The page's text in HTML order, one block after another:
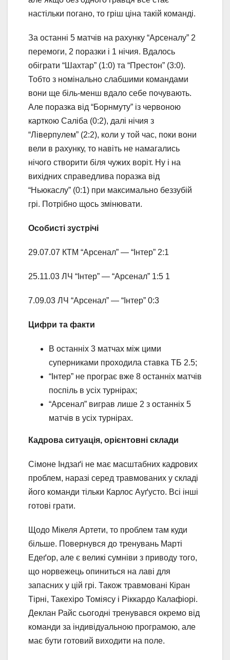
настільки погано, то гріш ціна такій команді.
За останні 5 матчів на рахунку “Арсеналу” 2
перемоги, 2 поразки і 1 нічия. Вдалось
обіграти “Шахтар” (1:0) та “Престон” (3:0).
Тобто з номінально слабшими командами
вони ще біль-менш вдало себе почувають.
Але поразка від “Борнмуту” із червоною
карткою Саліба (0:2), далі нічия з
“Ліверпулем” (2:2), коли у той час, поки вони
вели в рахунку, то навіть не намагались
нічого створити біля чужих воріт. Ну і на
вихідних справедлива поразка від
“Ньюкаслу” (0:1) при максимально беззубій
грі. Потрібно щось змінювати.
Особисті зустрічі
29.07.07 КТМ “Арсенал” — “Інтер” 2:1
25.11.03 ЛЧ “Інтер” — “Арсенал” 1:5 1
7.09.03 ЛЧ “Арсенал” — “Інтер” 0:3
Цифри та факти
В останніх 3 матчах між цими
суперниками проходила ставка ТБ 2.5;
“Інтер” не програє вже 8 останніх матчів
поспіль в усіх турнірах;
“Арсенал” виграв лише 2 з останніх 5
матчів в усіх турнірах.
Кадрова ситуація, орієнтовні склади
Сімоне Індзаґі не має масштабних кадрових
проблем, наразі серед травмованих у складі
його команди тільки Карлос Ауґусто. Всі інші
готові грати.
Щодо Мікеля Артети, то проблем там куди
більше. Повернувся до тренувань Марті
Едеґор, але є великі сумніви з приводу того,
що норвежець опиниться на лаві для
запасних у цій грі. Також травмовані Кіран
Тірні, Такехіро Томіясу і Ріккардо Калафіорі.
Деклан Райс сьогодні тренувався окремо від
команди за індивідуальною програмою, але
має бути готовий виходити на поле.